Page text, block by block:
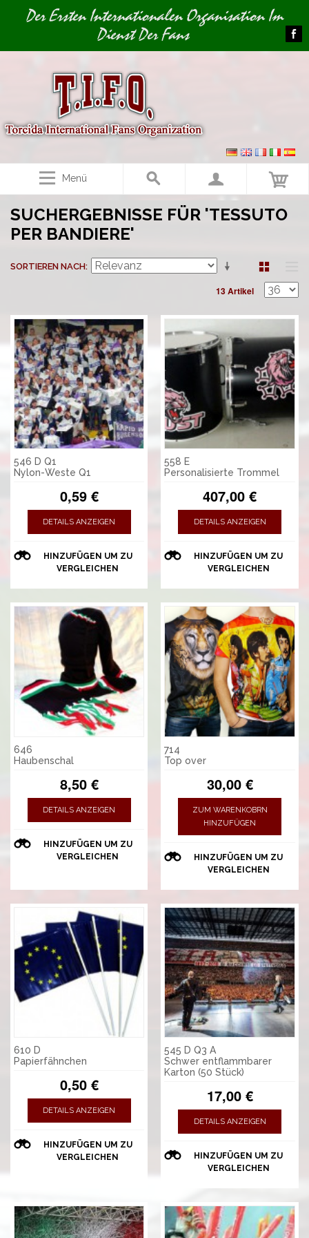
Image 01Der Ersten Internationalen Organisation Im
Dienst Der Fans
Menü
SUCHERGEBNISSE FÜR 'TESSUTO
PER BANDIERE'
SORTIEREN NACH
13 Artikel
546 D Q1
Nylon-Weste Q1
0,59 €
DETAILS ANZEIGEN
HINZUFÜGEN UM ZU
VERGLEICHEN
558 E
Personalisierte Trommel
407,00 €
DETAILS ANZEIGEN
HINZUFÜGEN UM ZU
VERGLEICHEN
646
Haubenschal
8,50 €
DETAILS ANZEIGEN
HINZUFÜGEN UM ZU
VERGLEICHEN
714
Top over
30,00 €
ZUM WARENKOBRN
HINZUFÜGEN
HINZUFÜGEN UM ZU
VERGLEICHEN
610 D
Papierfähnchen
0,50 €
DETAILS ANZEIGEN
HINZUFÜGEN UM ZU
VERGLEICHEN
545 D Q3 A
Schwer entflammbarer
Karton (50 Stück)
17,00 €
DETAILS ANZEIGEN
HINZUFÜGEN UM ZU
VERGLEICHEN